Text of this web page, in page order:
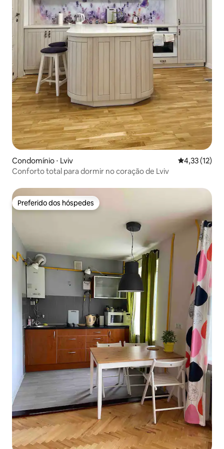
Condomínio ⋅ Lviv 4,33 de uma
4,33 (12)
Conforto total para dormir no coração de Lviv
Preferido dos hóspedes
Preferido dos hóspedes